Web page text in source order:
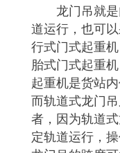
龙门吊就是
道运行，也可
行式门式起重
胎式门式起重
起重机是货站
而轨道式龙门
者，因为轨道
定轨道运行，